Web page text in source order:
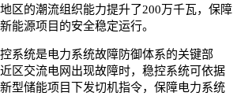
区的潮流组织能力提升了200万千瓦，保障
能源项目的安全稳定运行。
系统是电力系统故障防御体系的关键部
区交流电网出现故障时，稳控系统可依据
型储能项目下发切机指令，保障电力系统